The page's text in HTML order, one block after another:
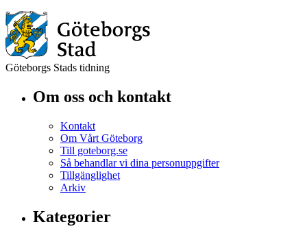
Göteborgs Stads tidning
Om oss och kontakt
Kontakt
Om Vårt Göteborg
Till goteborg.se
Så behandlar vi dina personuppgifter
Tillgänglighet
Arkiv
Kategorier